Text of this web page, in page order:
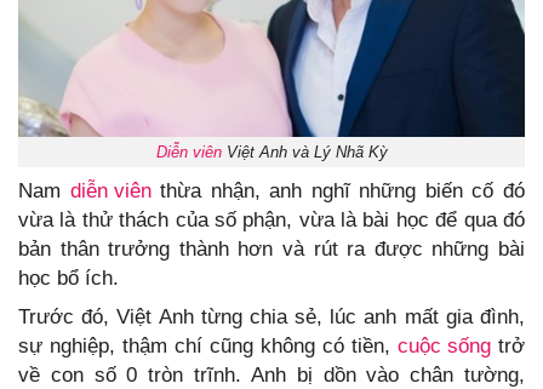
Diễn viênViệt Anh và Lý Nhã Kỳ
Nam diễn viênthừa nhận, anh nghĩ những biến cố đó
vừa là thử thách của số phận, vừa là bài học để qua đó
bản thân trưởng thành hơn và rút ra được những bài
học bổ ích.
Trước đó, Việt Anh từng chia sẻ, lúc anh mất gia đình,
sự nghiệp, thậm chí cũng không có tiền, cuộc sống trở
về con số 0 tròn trĩnh. Anh bị dồn vào chân tường,